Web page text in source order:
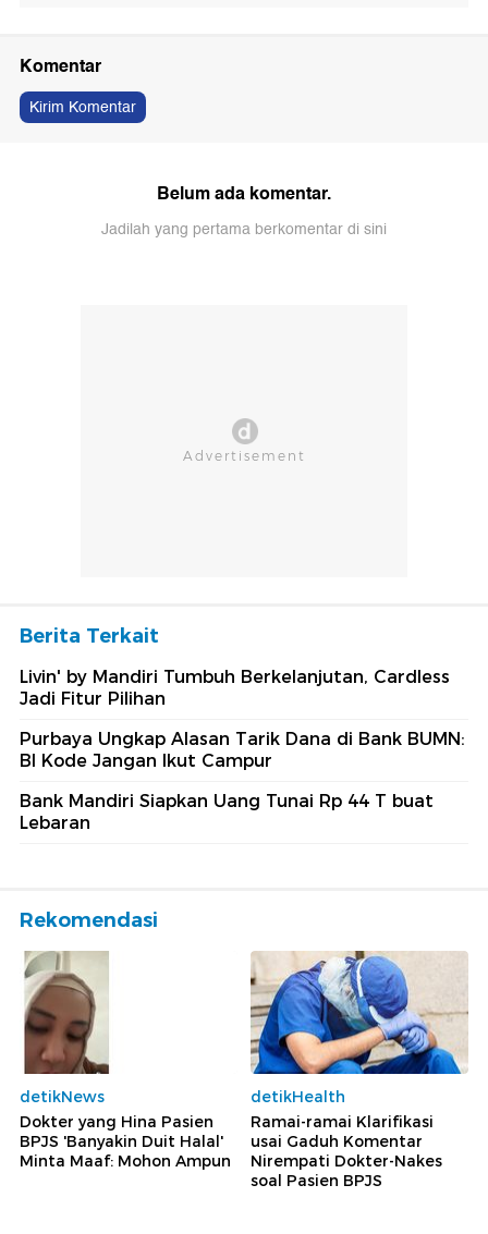
Komentar
Kirim Komentar
Belum ada komentar.
Jadilah yang pertama berkomentar di sini
Berita Terkait
Livin' by Mandiri Tumbuh Berkelanjutan, Cardless
Jadi Fitur Pilihan
Purbaya Ungkap Alasan Tarik Dana di Bank BUMN:
BI Kode Jangan Ikut Campur
Bank Mandiri Siapkan Uang Tunai Rp 44 T buat
Lebaran
Rekomendasi
detikNews
Dokter yang Hina Pasien
BPJS 'Banyakin Duit Halal'
Minta Maaf: Mohon Ampun
detikHealth
Ramai-ramai Klarifikasi
usai Gaduh Komentar
Nirempati Dokter-Nakes
soal Pasien BPJS